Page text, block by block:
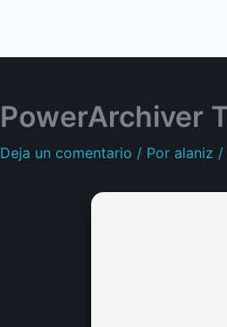
PowerArchiver
Deja un comentario / Por alaniz /